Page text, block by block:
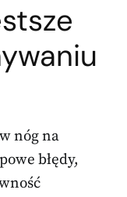
nóg na
błędy,